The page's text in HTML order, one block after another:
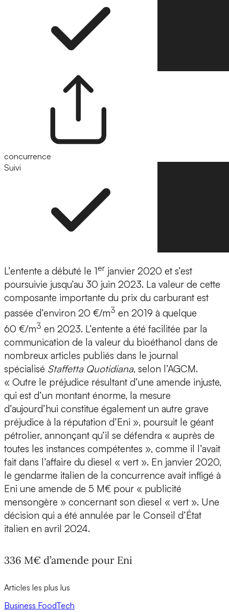
concurrence
Suivi
L’entente a débuté le 1er janvier 2020 et s’est
poursuivie jusqu’au 30 juin 2023. La valeur de cette
composante importante du prix du carburant est
passée d’environ 20 €/m3 en 2019 à quelque
60 €/m3 en 2023. L’entente a été facilitée par la
communication de la valeur du bioéthanol dans de
nombreux articles publiés dans le journal
spécialisé Staffetta Quotidiana, selon l’AGCM.
« Outre le préjudice résultant d’une amende injuste,
qui est d’un montant énorme, la mesure
d’aujourd’hui constitue également un autre grave
préjudice à la réputation d’Eni », poursuit le géant
pétrolier, annonçant qu’il se défendra « auprès de
toutes les instances compétentes », comme il l’avait
fait dans l’affaire du diesel « vert ». En janvier 2020,
le gendarme italien de la concurrence avait infligé à
Eni une amende de 5 M€ pour « publicité
mensongère » concernant son diesel « vert ». Une
décision qui a été annulée par le Conseil d’État
italien en avril 2024.
336 M€ d’amende pour Eni
Articles les plus lus
Business FoodTech